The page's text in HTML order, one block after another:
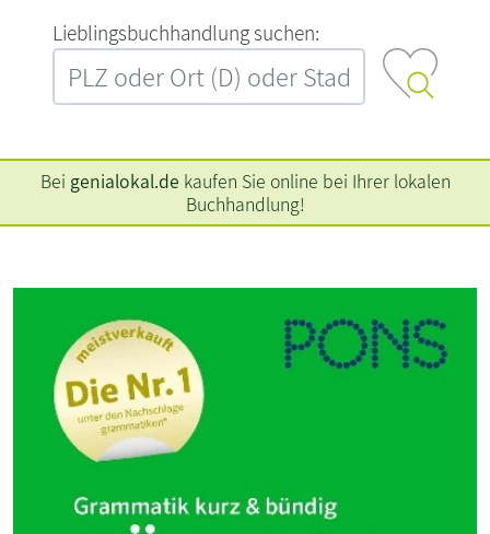
L‍i‍e‍b‍l‍i‍n‍g‍s‍b‍u‍c‍h‍h‍a‍n‍d‍l‍u‍n‍g‍ ‍s‍u‍c‍h‍e‍n‍:‍
Bei genialokal.de kaufen Sie online bei Ihrer lokalen
Buchhandlung!